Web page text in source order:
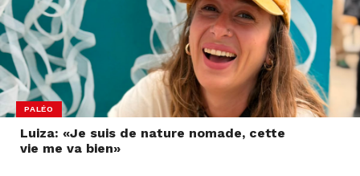
PALÉO
Luiza: «Je suis de nature nomade, cette
vie me va bien»